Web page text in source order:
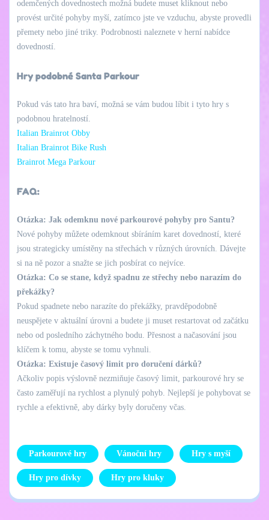
odemčených dovednostech možná budete muset kliknout nebo
provést určité pohyby myší, zatímco jste ve vzduchu, abyste provedli
přemety nebo jiné triky. Podrobnosti naleznete v herní nabídce
dovedností.
Hry podobné Santa Parkour
Pokud vás tato hra baví, možná se vám budou líbit i tyto hry s
podobnou hratelností.
Italian Brainrot Obby
Italian Brainrot Bike Rush
Brainrot Mega Parkour
FAQ:
Otázka: Jak odemknu nové parkourové pohyby pro Santu?
Nové pohyby můžete odemknout sbíráním karet dovedností, které
jsou strategicky umístěny na střechách v různých úrovních. Dávejte
si na ně pozor a snažte se jich posbírat co nejvíce.
Otázka: Co se stane, když spadnu ze střechy nebo narazím do
překážky?
Pokud spadnete nebo narazíte do překážky, pravděpodobně
neuspějete v aktuální úrovni a budete ji muset restartovat od začátku
nebo od posledního záchytného bodu. Přesnost a načasování jsou
klíčem k tomu, abyste se tomu vyhnuli.
Otázka: Existuje časový limit pro doručení dárků?
Ačkoliv popis výslovně nezmiňuje časový limit, parkourové hry se
často zaměřují na rychlost a plynulý pohyb. Nejlepší je pohybovat se
rychle a efektivně, aby dárky byly doručeny včas.
Parkourové hry Vánoční hry Hry s myší
Hry pro dívky Hry pro kluky